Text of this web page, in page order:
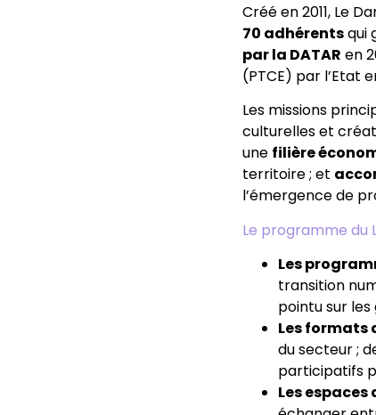
Créé en 2011, Le
70 adhérentsqui
par la DATAR en
(PTCE) par l’Etat
Les missions
culturelles et
une filière
territoire ; et a
l’émergence de
Le programme du
Les
transition
pointu sur
Les formats
du secteur ;
participatifs
Les